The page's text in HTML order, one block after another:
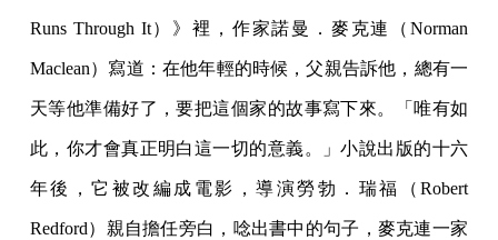
Runs Through It）》裡，作家諾曼．麥克連（Norman
Maclean）寫道：在他年輕的時候，父親告訴他，總有一
天等他準備好了，要把這個家的故事寫下來。「唯有如
此，你才會真正明白這一切的意義。」小說出版的十六
年後，它被改編成電影，導演勞勃．瑞福（Robert
Redford）親自擔任旁白，唸出書中的句子，麥克連一家